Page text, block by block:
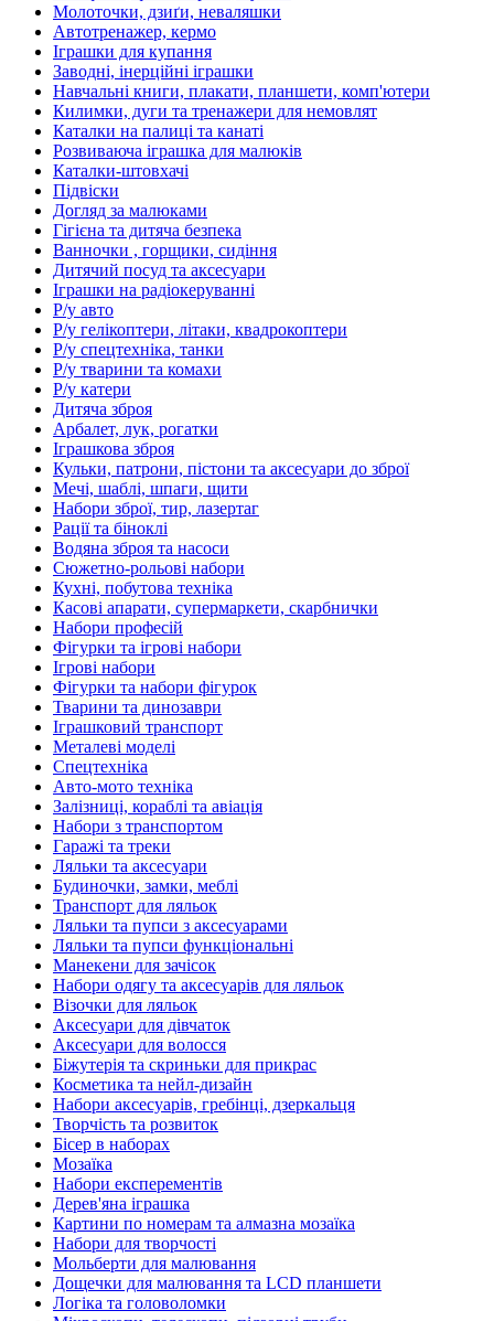
Молоточки, дзиґи, неваляшки
Автотренажер, кермо
Іграшки для купання
Заводні, інерційні іграшки
Навчальні книги, плакати, планшети, комп'ютери
Килимки, дуги та тренажери для немовлят
Каталки на палиці та канаті
Розвиваюча іграшка для малюків
Каталки-штовхачі
Підвіски
Догляд за малюками
Гігієна та дитяча безпека
Ванночки , горщики, сидіння
Дитячий посуд та аксесуари
Іграшки на радіокеруванні
Р/у авто
Р/у гелікоптери, літаки, квадрокоптери
Р/у спецтехніка, танки
Р/у тварини та комахи
Р/у катери
Дитяча зброя
Арбалет, лук, рогатки
Іграшкова зброя
Кульки, патрони, пістони та аксесуари до зброї
Мечі, шаблі, шпаги, щити
Набори зброї, тир, лазертаг
Рації та біноклі
Водяна зброя та насоси
Сюжетно-рольові набори
Кухні, побутова техніка
Касові апарати, супермаркети, скарбнички
Набори професій
Фігурки та ігрові набори
Ігрові набори
Фігурки та набори фігурок
Тварини та динозаври
Іграшковий транспорт
Металеві моделі
Спецтехніка
Авто-мото техніка
Залізниці, кораблі та авіація
Набори з транспортом
Гаражі та треки
Ляльки та аксесуари
Будиночки, замки, меблі
Транспорт для ляльок
Ляльки та пупси з аксесуарами
Ляльки та пупси функціональні
Манекени для зачісок
Набори одягу та аксесуарів для ляльок
Візочки для ляльок
Аксесуари для дівчаток
Аксесуари для волосся
Біжутерія та скриньки для прикрас
Косметика та нейл-дизайн
Набори аксесуарів, гребінці, дзеркальця
Творчість та розвиток
Бісер в наборах
Мозаїка
Набори експерементів
Дерев'яна іграшка
Картини по номерам та алмазна мозаїка
Набори для творчості
Мольберти для малювання
Дощечки для малювання та LCD планшети
Логіка та головоломки